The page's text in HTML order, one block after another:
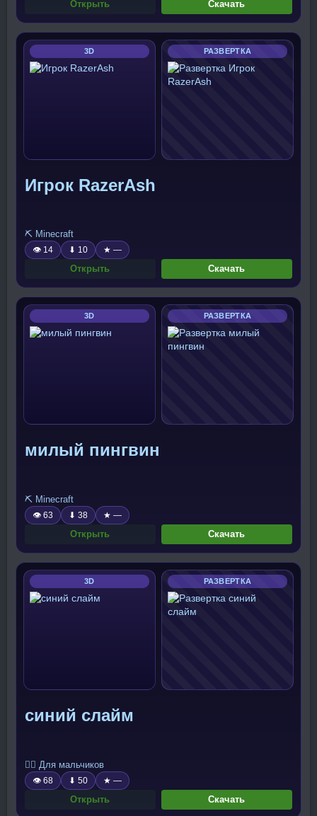
Открыть Скачать
3D РАЗВЕРТКА
Игрок RazerAsh
⛏️ Minecraft
👁 14 ⬇ 10 ★ —
Открыть Скачать
3D РАЗВЕРТКА
милый пингвин
⛏️ Minecraft
👁 63 ⬇ 38 ★ —
Открыть Скачать
3D РАЗВЕРТКА
синий слайм
🧍‍♂️ Для мальчиков
👁 68 ⬇ 50 ★ —
Открыть Скачать